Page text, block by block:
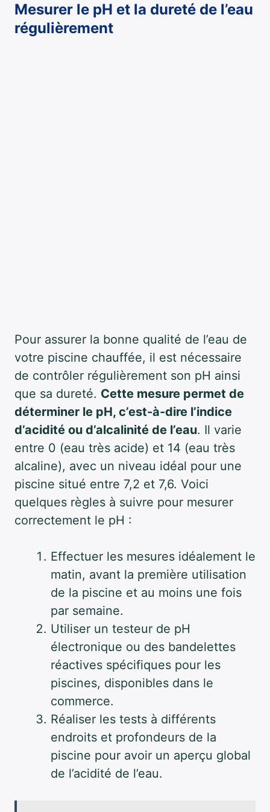
Mesurer le pH et la dureté de l’eau
régulièrement
Pour assurer la bonne qualité de l’eau de
votre piscine chauffée, il est nécessaire
de contrôler régulièrement son pH ainsi
que sa dureté. Cette mesure permet de
déterminer le pH, c’est-à-dire l’indice
d’acidité ou d’alcalinité de l’eau. Il varie
entre 0 (eau très acide) et 14 (eau très
alcaline), avec un niveau idéal pour une
piscine situé entre 7,2 et 7,6. Voici
quelques règles à suivre pour mesurer
correctement le pH :
Effectuer les mesures idéalement le
matin, avant la première utilisation
de la piscine et au moins une fois
par semaine.
Utiliser un testeur de pH
électronique ou des bandelettes
réactives spécifiques pour les
piscines, disponibles dans le
commerce.
Réaliser les tests à différents
endroits et profondeurs de la
piscine pour avoir un aperçu global
de l’acidité de l’eau.